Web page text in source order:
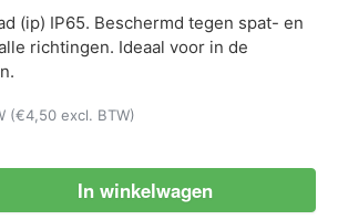
(ip) IP65. Beschermd tegen spat- en
richtingen. Ideaal voor in de
(€4,50 excl. BTW)
In winkelwagen